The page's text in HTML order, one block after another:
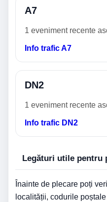
A7
1 eveniment recente
Info trafic A7
DN2
1 eveniment recente
Info trafic DN2
Legături utile pentru
Înainte de plecare poți
localității, codurile